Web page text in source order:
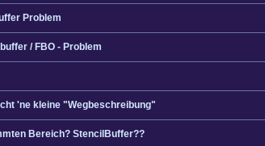
Problem
/ FBO - Problem
'ne kleine "Wegbeschreibung"
Bereich? StencilBuffer??